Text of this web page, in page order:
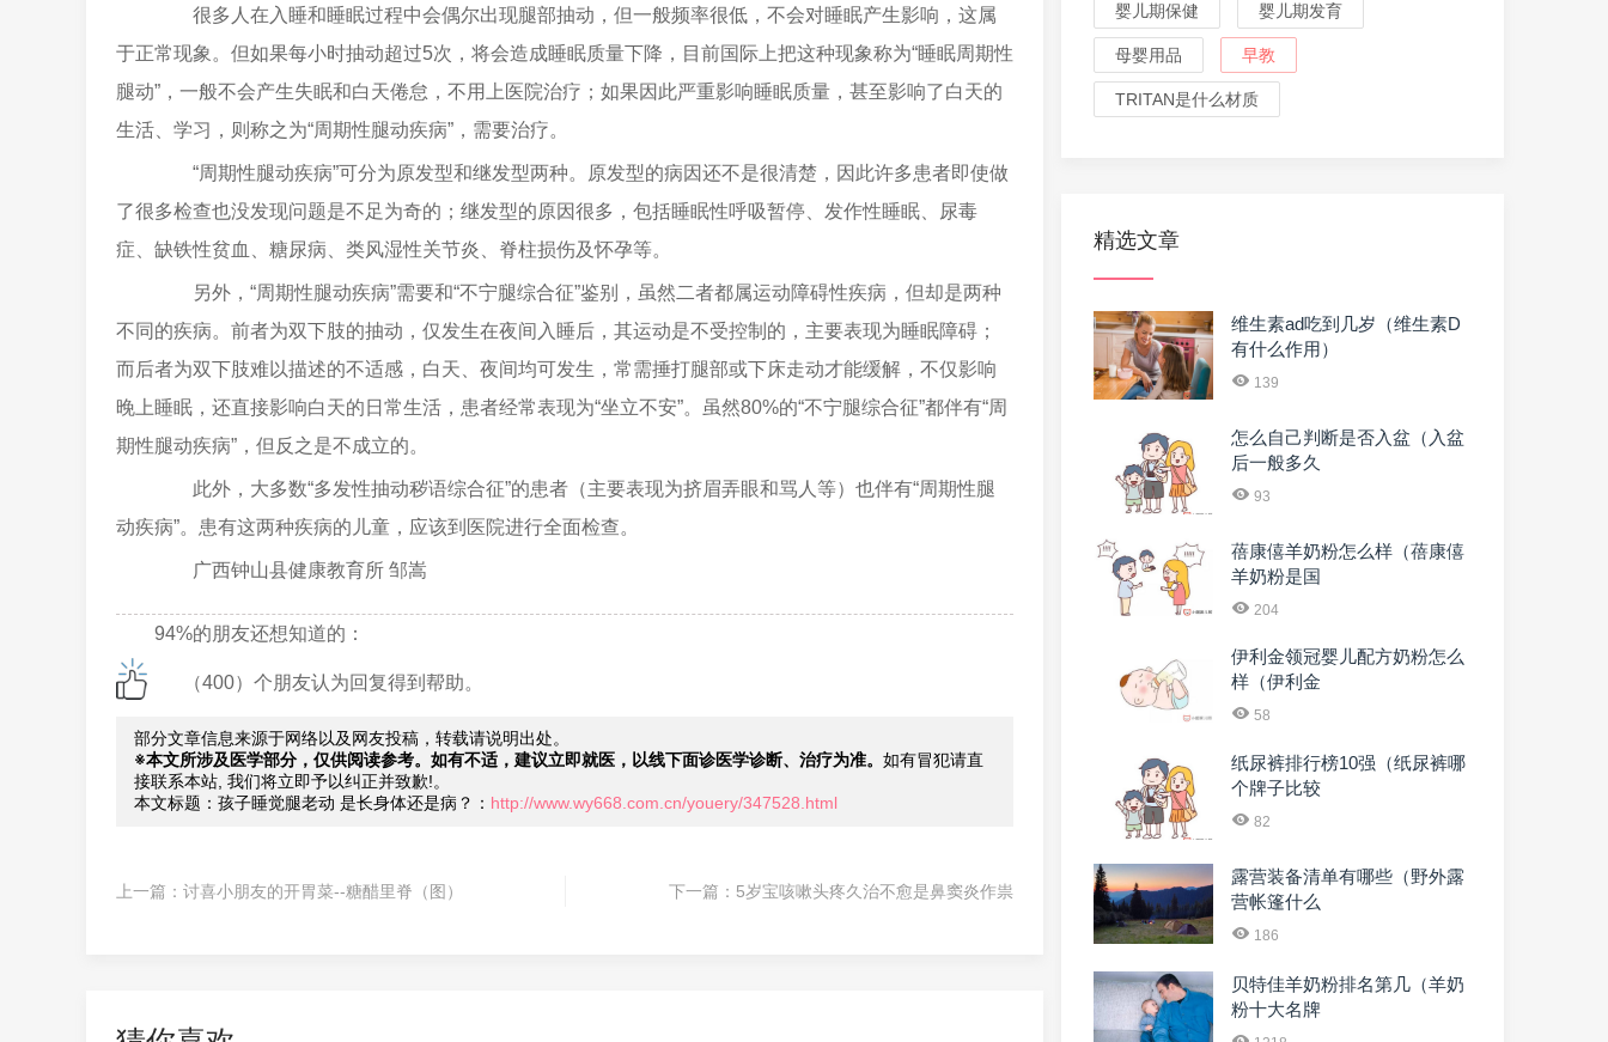
很多人在入睡和睡眠过程中会偶尔出现腿部抽动，但一般频率很低，不会对睡眠产生影响，这属
于正常现象。但如果每小时抽动超过5次，将会造成睡眠质量下降，目前国际上把这种现象称为“睡眠周期性
腿动”，一般不会产生失眠和白天倦怠，不用上医院治疗；如果因此严重影响睡眠质量，甚至影响了白天的
生活、学习，则称之为“周期性腿动疾病”，需要治疗。
“周期性腿动疾病”可分为原发型和继发型两种。原发型的病因还不是很清楚，因此许多患者即使做
了很多检查也没发现问题是不足为奇的；继发型的原因很多，包括睡眠性呼吸暂停、发作性睡眠、尿毒
症、缺铁性贫血、糖尿病、类风湿性关节炎、脊柱损伤及怀孕等。
另外，“周期性腿动疾病”需要和“不宁腿综合征”鉴别，虽然二者都属运动障碍性疾病，但却是两种
不同的疾病。前者为双下肢的抽动，仅发生在夜间入睡后，其运动是不受控制的，主要表现为睡眠障碍；
而后者为双下肢难以描述的不适感，白天、夜间均可发生，常需捶打腿部或下床走动才能缓解，不仅影响
晚上睡眠，还直接影响白天的日常生活，患者经常表现为“坐立不安”。虽然80%的“不宁腿综合征”都伴有“周
期性腿动疾病”，但反之是不成立的。
此外，大多数“多发性抽动秽语综合征”的患者（主要表现为挤眉弄眼和骂人等）也伴有“周期性腿
动疾病”。患有这两种疾病的儿童，应该到医院进行全面检查。
广西钟山县健康教育所 邹嵩
94%的朋友还想知道的：
（400）个朋友认为回复得到帮助。
部分文章信息来源于网络以及网友投稿，转载请说明出处。
※本文所涉及医学部分，仅供阅读参考。如有不适，建议立即就医，以线下面诊医学诊断、治疗为准。 如有冒犯请直
接联系本站, 我们将立即予以纠正并致歉!。
本文标题：孩子睡觉腿老动 是长身体还是病？： http://www.wy668.com.cn/youery/347528.html
上一篇： 讨喜小朋友的开胃菜--糖醋里脊（图） 下一篇： 5岁宝咳嗽头疼久治不愈是鼻窦炎作祟
婴儿期保健 婴儿期发育
母婴用品 早教
TRITAN是什么材质
精选文章
维生素ad吃到几岁（维生素D
有什么作用）
139
怎么自己判断是否入盆（入盆
后一般多久
93
蓓康僖羊奶粉怎么样（蓓康僖
羊奶粉是国
204
伊利金领冠婴儿配方奶粉怎么
样（伊利金
58
纸尿裤排行榜10强（纸尿裤哪
个牌子比较
82
露营装备清单有哪些（野外露
营帐篷什么
186
贝特佳羊奶粉排名第几（羊奶
粉十大名牌